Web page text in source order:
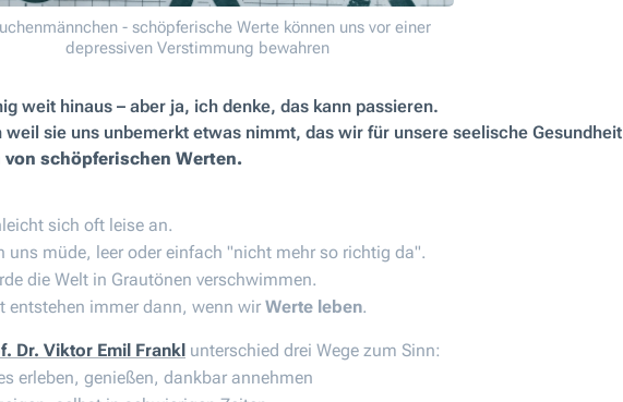
- schöpferische Werte können uns vor einer
depressiven Verstimmung bewahren
weit hinaus – aber ja, ich denke, das kann passieren.
sie uns unbemerkt etwas nimmt, das wir für unsere seelische Gesundheit
von schöpferischen Werten.
sich oft leise an.
uns müde, leer oder einfach "nicht mehr so richtig da".
die Welt in Grautönen verschwimmen.
entstehen immer dann, wenn wir Werte leben.
Dr. Viktor Emil Frankl unterschied drei Wege zum Sinn:
erleben, genießen, dankbar annehmen